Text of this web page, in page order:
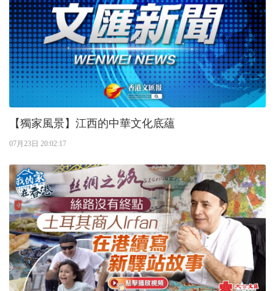
【獨家風景】江西的中華文化底蘊
07月23日 20:02:17